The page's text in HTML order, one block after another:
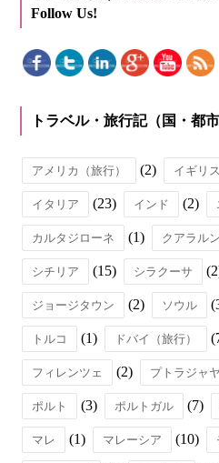
Follow Us!
トラベル・旅行記（国・都市
アメリカ（旅行） (2) イギリス
イタリア (23) インド (2)
カルタジローネ (1) クアラル
シチリア (15) シラクーサ
ジョージタウン (2) ソウル
トルコ (1) ドバイ（旅行）
フィレンツェ (2) プトラジャヤ
ポルト (3) ポルトガル (7)
マレ (1) マレーシア (10)